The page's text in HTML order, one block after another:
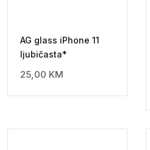
AG glass iPhone 11
ljubičasta*
25,00 KM